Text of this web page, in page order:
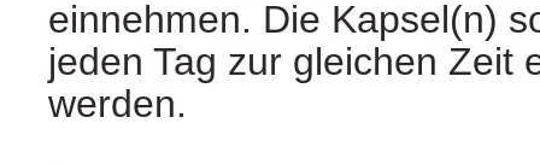
einnehmen. Die Kapsel(n)
jeden Tag zur gleichen Zeit
werden.